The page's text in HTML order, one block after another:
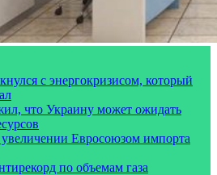
с энергокризисом, который
что Украину может ожидать
Евросоюзом импорта
по объемам газа